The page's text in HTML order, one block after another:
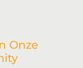
Onze